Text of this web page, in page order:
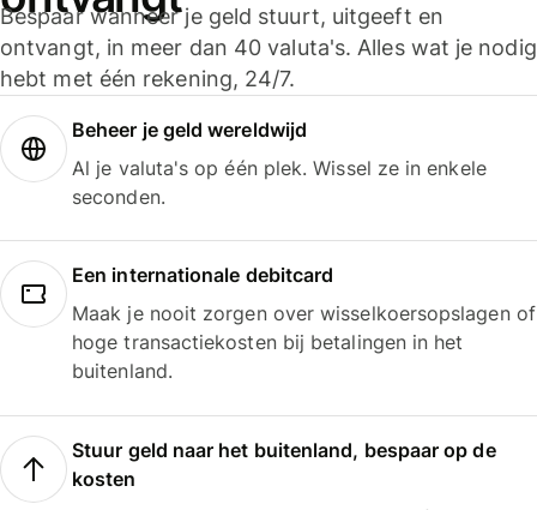
Bespaar wanneer je geld stuurt, uitgeeft en
ontvangt, in meer dan 40 valuta's. Alles wat je nodig
hebt met één rekening, 24/7.
Beheer je geld wereldwijd
Al je valuta's op één plek. Wissel ze in enkele
seconden.
Een internationale debitcard
Maak je nooit zorgen over wisselkoersopslagen of
hoge transactiekosten bij betalingen in het
buitenland.
Stuur geld naar het buitenland, bespaar op de
kosten